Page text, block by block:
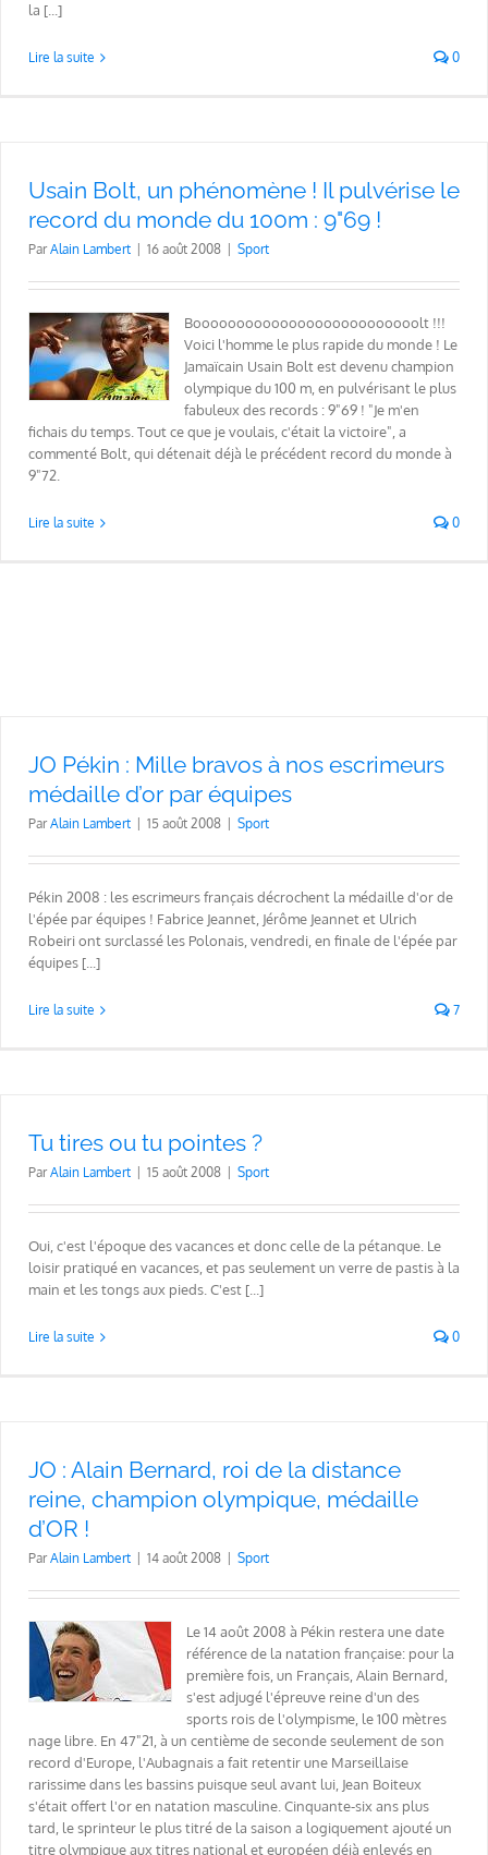
la [...]
Lire la suite 0
Usain Bolt, un phénomène ! Il pulvérise le
record du monde du 100m : 9"69 !
ParAlain Lambert 16 août 2008 Sport
Boooooooooooooooooooooooooolt !!!
Voici l'homme le plus rapide du monde ! Le
Jamaïcain Usain Bolt est devenu champion
olympique du 100 m, en pulvérisant le plus
fabuleux des records : 9"69 ! "Je m'en
fichais du temps. Tout ce que je voulais, c'était la victoire", a
commenté Bolt, qui détenait déjà le précédent record du monde à
9"72.
Lire la suite 0
JO Pékin : Mille bravos à nos escrimeurs
médaille d’or par équipes
ParAlain Lambert 15 août 2008 Sport
Pékin 2008 : les escrimeurs français décrochent la médaille d'or de
l'épée par équipes ! Fabrice Jeannet, Jérôme Jeannet et Ulrich
Robeiri ont surclassé les Polonais, vendredi, en finale de l'épée par
équipes [...]
Lire la suite 7
Tu tires ou tu pointes ?
ParAlain Lambert 15 août 2008 Sport
Oui, c'est l'époque des vacances et donc celle de la pétanque. Le
loisir pratiqué en vacances, et pas seulement un verre de pastis à la
main et les tongs aux pieds. C'est [...]
Lire la suite 0
JO : Alain Bernard, roi de la distance
reine, champion olympique, médaille
d’OR !
ParAlain Lambert 14 août 2008 Sport
Le 14 août 2008 à Pékin restera une date
référence de la natation française: pour la
première fois, un Français, Alain Bernard,
s'est adjugé l'épreuve reine d'un des
sports rois de l'olympisme, le 100 mètres
nage libre. En 47"21, à un centième de seconde seulement de son
record d'Europe, l'Aubagnais a fait retentir une Marseillaise
rarissime dans les bassins puisque seul avant lui, Jean Boiteux
s'était offert l'or en natation masculine. Cinquante-six ans plus
tard, le sprinteur le plus titré de la saison a logiquement ajouté un
titre olympique aux titres national et européen déjà enlevés en